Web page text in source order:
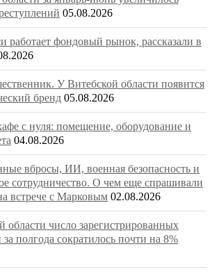
05.08.2026
работает фондовый рынок, рассказали в
У Витебской области появится
бренд 05.08.2026
с нуля: помещение, оборудование и
04.08.2026
вбросы, ИИ, военная безопасность и
сотрудничество. О чем еще спрашивали
встрече с Марковым 02.08.2026
области число зарегистрированных
полгода сократилось почти на 8%